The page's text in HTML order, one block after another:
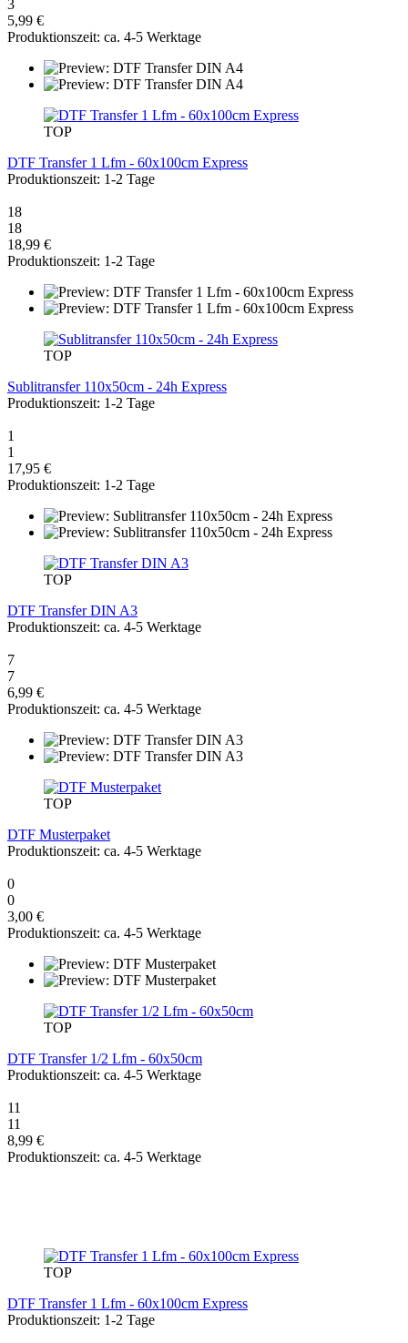
3
5,99 €
Produktionszeit: ca. 4-5 Werktage
TOP
DTF Transfer 1 Lfm - 60x100cm Express
Produktionszeit: 1-2 Tage
18
18
18,99 €
Produktionszeit: 1-2 Tage
TOP
Sublitransfer 110x50cm - 24h Express
Produktionszeit: 1-2 Tage
1
1
17,95 €
Produktionszeit: 1-2 Tage
TOP
DTF Transfer DIN A3
Produktionszeit: ca. 4-5 Werktage
7
7
6,99 €
Produktionszeit: ca. 4-5 Werktage
TOP
DTF Musterpaket
Produktionszeit: ca. 4-5 Werktage
0
0
3,00 €
Produktionszeit: ca. 4-5 Werktage
TOP
DTF Transfer 1/2 Lfm - 60x50cm
Produktionszeit: ca. 4-5 Werktage
11
11
8,99 €
Produktionszeit: ca. 4-5 Werktage
TOP
DTF Transfer 1 Lfm - 60x100cm Express
Produktionszeit: 1-2 Tage